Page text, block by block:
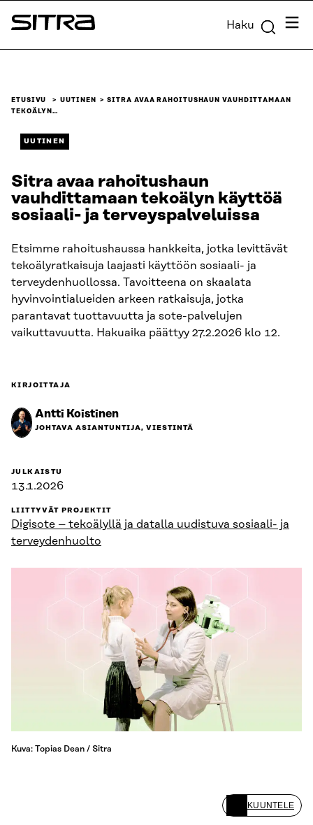
Siirry
suoraan
Sitra Haku
ETUSIVU UUTINEN
SITRA AVAA RAHOITUSHAUN VAUHDITTAMAAN
TEKOÄLYN…
UUTINEN
Sitra avaa rahoitushaun
vauhdittamaan tekoälyn käyttöä
sosiaali- ja terveyspalveluissa
Etsimme rahoitushaussa hankkeita, jotka levittävät
tekoälyratkaisuja laajasti käyttöön sosiaali- ja
terveydenhuollossa. Tavoitteena on skaalata
hyvinvointialueiden arkeen ratkaisuja, jotka
parantavat tuottavuutta ja sote-palvelujen
vaikuttavuutta. Hakuaika päättyy 27.2.2026 klo 12.
KIRJOITTAJA
Antti Koistinen
JOHTAVA ASIANTUNTIJA, VIESTINTÄ
JULKAISTU
13.1.2026
LIITTYVÄT PROJEKTIT
Digisote – tekoälyllä ja datalla uudistuva sosiaali- ja
terveydenhuolto
Kuva: Topias Dean / Sitra
KUUNTELE